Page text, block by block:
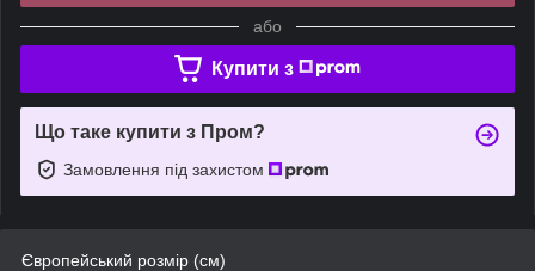
або
Купити з
Що таке купити з Пром?
Замовлення під захистом
Європейський розмір (см)